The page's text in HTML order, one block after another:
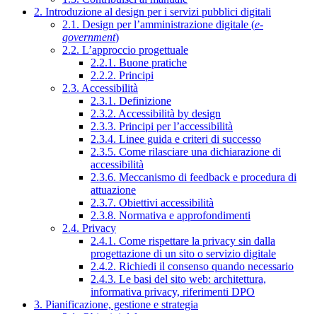
2. Introduzione al design per i servizi pubblici digitali
2.1. Design per l’amministrazione digitale (e-
government)
2.2. L’approccio progettuale
2.2.1. Buone pratiche
2.2.2. Principi
2.3. Accessibilità
2.3.1. Definizione
2.3.2. Accessibilità by design
2.3.3. Principi per l’accessibilità
2.3.4. Linee guida e criteri di successo
2.3.5. Come rilasciare una dichiarazione di
accessibilità
2.3.6. Meccanismo di feedback e procedura di
attuazione
2.3.7. Obiettivi accessibilità
2.3.8. Normativa e approfondimenti
2.4. Privacy
2.4.1. Come rispettare la privacy sin dalla
progettazione di un sito o servizio digitale
2.4.2. Richiedi il consenso quando necessario
2.4.3. Le basi del sito web: architettura,
informativa privacy, riferimenti DPO
3. Pianificazione, gestione e strategia